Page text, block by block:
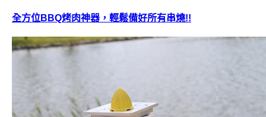
全方位BBQ烤肉神器，輕鬆備好所有串燒!!